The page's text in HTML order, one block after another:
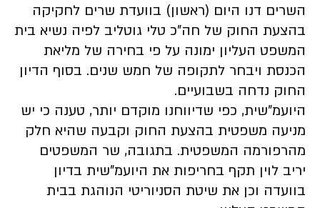
השרים דנו היום (ראשון) בוועדת שרים לחקיקה
בהצעת החוק של חה"כ טלי גוטליב לפיה נשיא בית
המשפט העליון ימונה על פי בחירה של מליאת
הכנסת ויבחר לתקופה של חמש שנים. בסוף הדיון
החוק נדחה בשבועיים.
היועמ"שית, כפי שדיווחנו מוקדם יותר, טענה כי יש
מניעה משפטית בהצעת החוק וקבעה שהיא חלק
מהרפורמה המשפטית. בתגובה, שר המשפטים
יריב לוין תקף בחריפות את היועמ"שית בדיון
בוועדה וכן את שיטת הסניוריטי הנוהגת בבית